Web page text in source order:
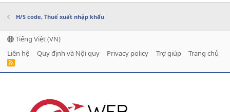
H/S code, Thuế xuất nhập khẩu
Tiếng Việt (VN)
Liên hệ
Quy định và Nội quy Privacy policy Trợ giúp Trang chủ
R